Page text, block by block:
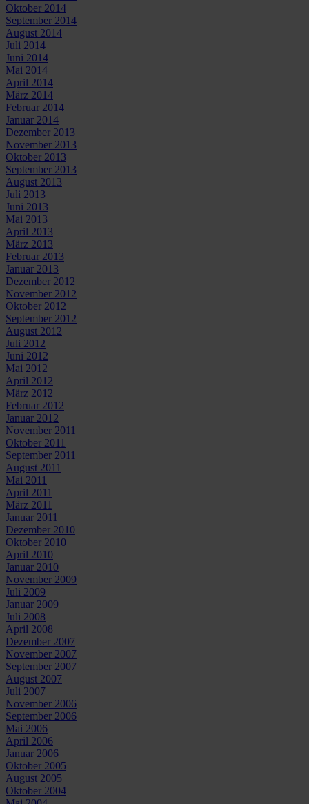
Oktober 2014
September 2014
August 2014
Juli 2014
Juni 2014
Mai 2014
April 2014
März 2014
Februar 2014
Januar 2014
Dezember 2013
November 2013
Oktober 2013
September 2013
August 2013
Juli 2013
Juni 2013
Mai 2013
April 2013
März 2013
Februar 2013
Januar 2013
Dezember 2012
November 2012
Oktober 2012
September 2012
August 2012
Juli 2012
Juni 2012
Mai 2012
April 2012
März 2012
Februar 2012
Januar 2012
November 2011
Oktober 2011
September 2011
August 2011
Mai 2011
April 2011
März 2011
Januar 2011
Dezember 2010
Oktober 2010
April 2010
Januar 2010
November 2009
Juli 2009
Januar 2009
Juli 2008
April 2008
Dezember 2007
November 2007
September 2007
August 2007
Juli 2007
November 2006
September 2006
Mai 2006
April 2006
Januar 2006
Oktober 2005
August 2005
Oktober 2004